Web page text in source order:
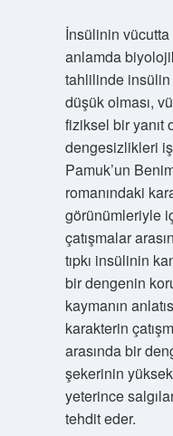
İnsülinin vücutta
anlamda
tahlilinde
düşük olması,
fiziksel bir yanıt
dengesizlikleri
Pamuk’un
romanındaki
görünümleriyle
çatışmalar
tıpkı insülinin
bir dengenin
kaymanın
karakterin
arasında bir
şekerinin
yeterince
tehdit eder.